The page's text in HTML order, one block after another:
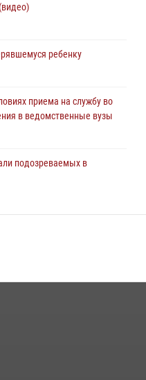
в сбыте
ребенку
приема на службу во
в ведомственные вузы
подозреваемых в